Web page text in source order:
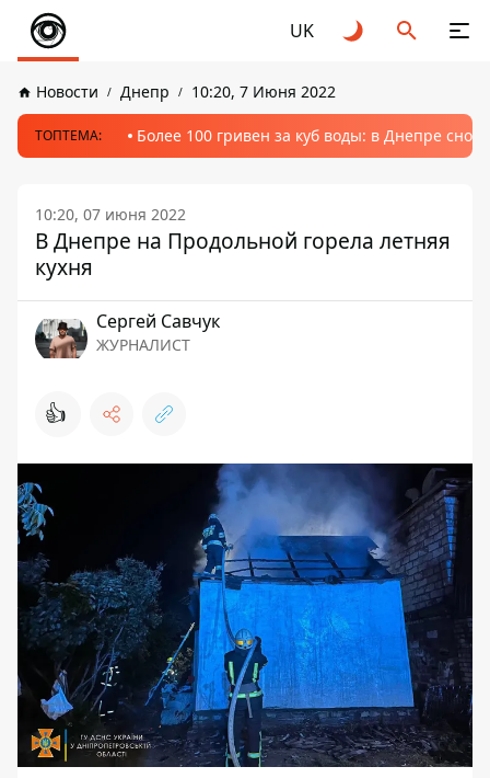
UK
Новости Днепр 10:20, 7 Июня 2022
ТОПТЕМА: Более 100 гривен за куб воды: в Днепре
10:20, 07 июня 2022
В Днепре на Продольной горела летняя
кухня
Сергей Савчук
ЖУРНАЛИСТ
👍